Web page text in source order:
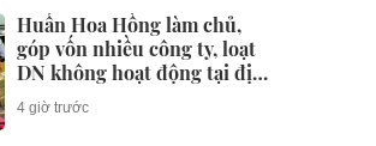
Huấn Hoa Hồng làm chủ,
góp vốn nhiều công ty, loạt
DN không hoạt động tại địa
chỉ
4 giờ trước